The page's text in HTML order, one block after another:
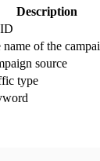
Description
name of the
source
type